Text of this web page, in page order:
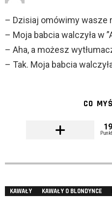
– Dzisiaj omówimy wasze
– Moja babcia walczyła w
– Aha, a możesz
– Tak. Moja babcia
CO
KAWAŁY KAWAŁY O BLONDYNCE